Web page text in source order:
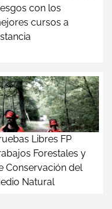
con los
cursos a
Libres FP
Forestales y
Conservación del
Natural